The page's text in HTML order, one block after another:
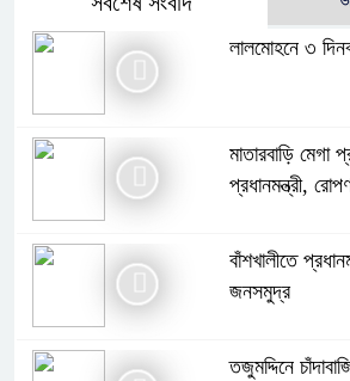
লালমোহনে ৩
মাতারবাড়ি মেগা
প্রধানমন্ত্রী,
বাঁশখালীতে
জনসমুদ্র
তজুমদ্দিনে